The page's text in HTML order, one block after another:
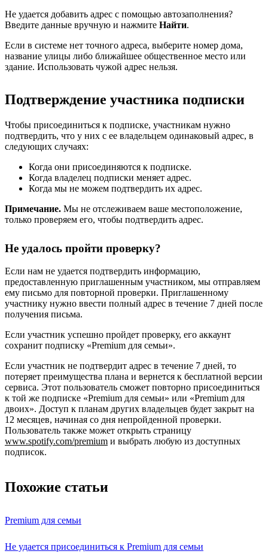
Не удается добавить адрес с помощью автозаполнения?
Введите данные вручную и нажмите Найти.
Если в системе нет точного адреса, выберите номер дома,
название улицы либо ближайшее общественное место или
здание. Использовать чужой адрес нельзя.
Подтверждение участника подписки
Чтобы присоединиться к подписке, участникам нужно
подтвердить, что у них с ее владельцем одинаковый адрес, в
следующих случаях:
Когда они присоединяются к подписке.
Когда владелец подписки меняет адрес.
Когда мы не можем подтвердить их адрес.
Примечание. Мы не отслеживаем ваше местоположение,
только проверяем его, чтобы подтвердить адрес.
Не удалось пройти проверку?
Если нам не удается подтвердить информацию,
предоставленную приглашенным участником, мы отправляем
ему письмо для повторной проверки. Приглашенному
участнику нужно ввести полный адрес в течение 7 дней после
получения письма.
Если участник успешно пройдет проверку, его аккаунт
сохранит подписку «Premium для семьи».
Если участник не подтвердит адрес в течение 7 дней, то
потеряет преимущества плана и вернется к бесплатной версии
сервиса. Этот пользователь сможет повторно присоединиться
к той же подписке «Premium для семьи» или «Premium для
двоих». Доступ к планам других владельцев будет закрыт на
12 месяцев, начиная со дня непройденной проверки.
Пользователь также может открыть страницу
www.spotify.com/premium и выбрать любую из доступных
подписок.
Похожие статьи
Premium для семьи
Не удается присоединиться к Premium для семьи